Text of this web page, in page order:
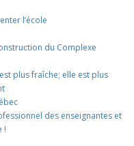
l’école
du Complexe
plus fraîche; elle est plus
des enseignantes et
!